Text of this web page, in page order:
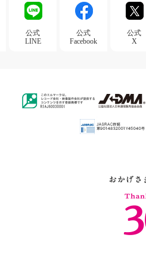
公式
LINE
公式
Facebook
公式
X